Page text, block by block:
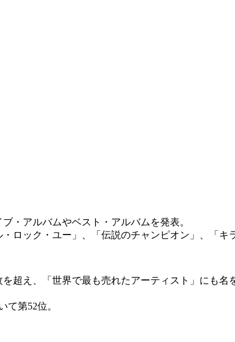
・アルバムやベスト・アルバムを発表。
・ロック・ユー」、「伝説のチャンピオン」、「キ
超え、「世界で最も売れたアーティスト」にも名
て第52位。